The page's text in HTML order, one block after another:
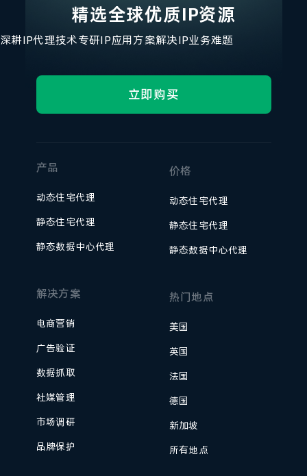
精选全球优质IP资源
深耕IP代理技术专研IP应用方案解决IP业务难题
立即购买
产品
动态住宅代理
静态住宅代理
静态数据中心代理
价格
动态住宅代理
静态住宅代理
静态数据中心代理
解决方案
电商营销
广告验证
数据抓取
社媒管理
市场调研
品牌保护
热门地点
美国
英国
法国
德国
新加坡
所有地点